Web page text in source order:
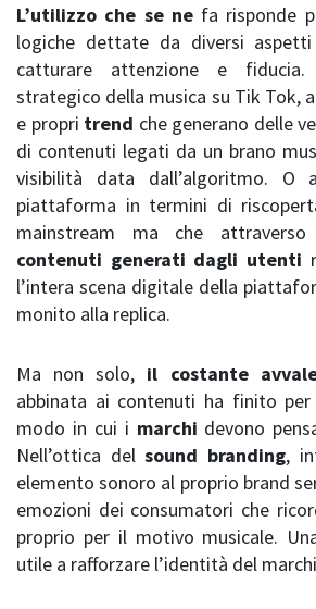
L’utilizzo che se nefa risponde
logiche dettate da diversi
catturare attenzione e fiducia.
strategico della musica su Tik Tok,
e propri trend che generano delle
di contenuti legati da un brano
visibilità data dall’algoritmo. O
piattaforma in termini di
mainstream ma che
contenuti generati dagli utenti
l’intera scena digitale della
monito alla replica.
Ma non solo, il costante
abbinata ai contenuti ha finito per
modo in cui i marchi devono
Nell’ottica delsound branding,
elemento sonoro al proprio brand
emozioni dei consumatori che
proprio per il motivo musicale.
utile a rafforzare l’identità del